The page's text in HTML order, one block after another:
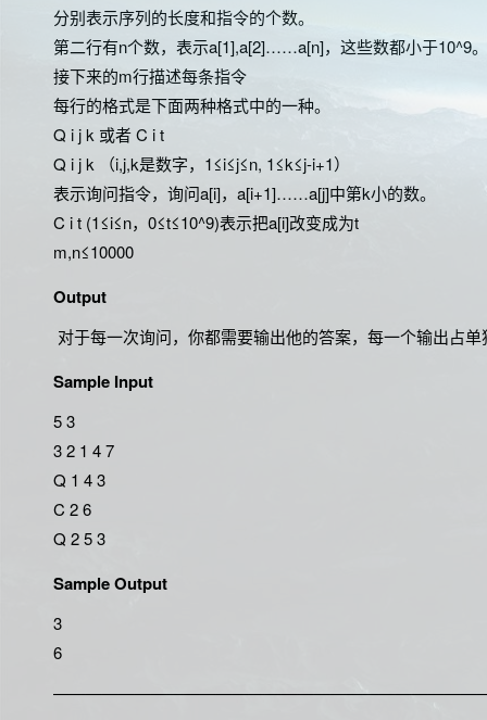
分别表示序列的长度和指令的个数。
第二行有n个数，表示a[1],a[2]……a[n]，这些数都小于10^9。
接下来的m行描述每条指令
每行的格式是下面两种格式中的一种。
Q i j k 或者 C i t
Q i j k （i,j,k是数字，1≤i≤j≤n, 1≤k≤j-i+1）
表示询问指令，询问a[i]，a[i+1]……a[j]中第k小的数。
C i t (1≤i≤n，0≤t≤10^9)表示把a[i]改变成为t
m,n≤10000
Output
对于每一次询问，你都需要输出他的答案，每一个输出占
Sample Input
5 3
3 2 1 4 7
Q 1 4 3
C 2 6
Q 2 5 3
Sample Output
3
6